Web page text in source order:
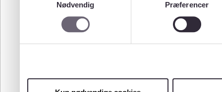
Nødvendig
Præferencer
97
100